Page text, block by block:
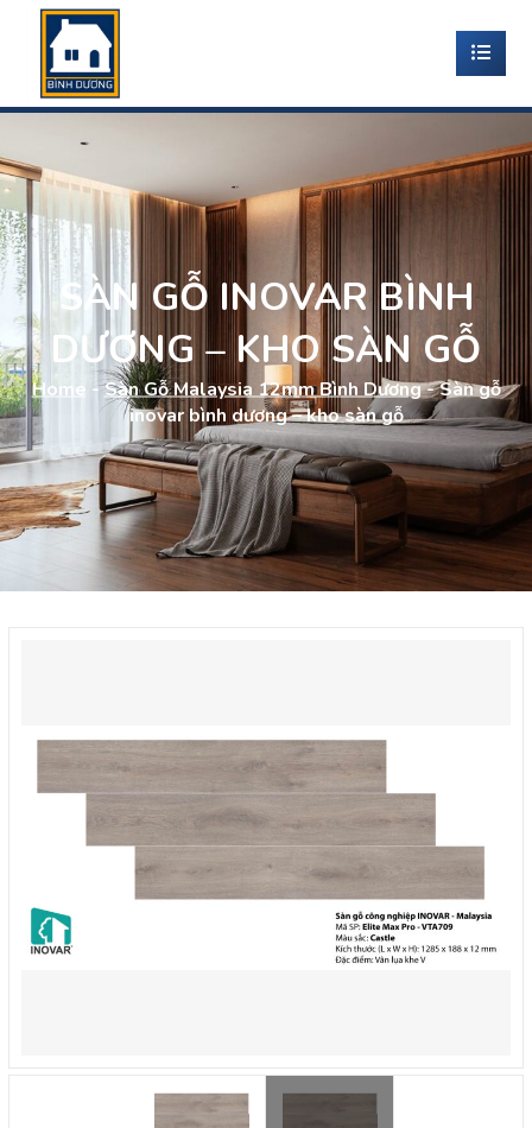
SÀN GỖ INOVAR BÌNH
DƯƠNG – KHO SÀN GỖ
Home -Sàn Gỗ Malaysia 12mm Bình Dương-Sàn gỗ
inovar bình dương – kho sàn gỗ